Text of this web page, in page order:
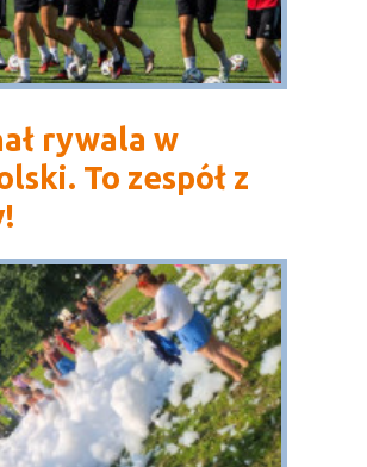
rywala w
To zespół z